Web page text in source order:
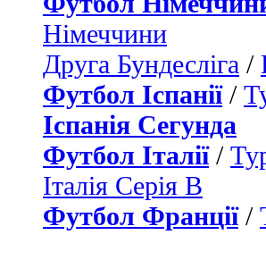
Німеччини
Друга Бундесліга /
Футбол Іспанії/
Іспанія Сегунда
Футбол Італії/
Італія Серія B
Футбол Франції/